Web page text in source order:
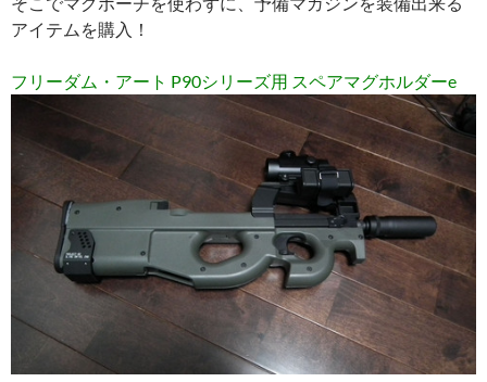
アイテムを購入！
フリーダム・アート P90シリーズ用 スペアマグホルダーe